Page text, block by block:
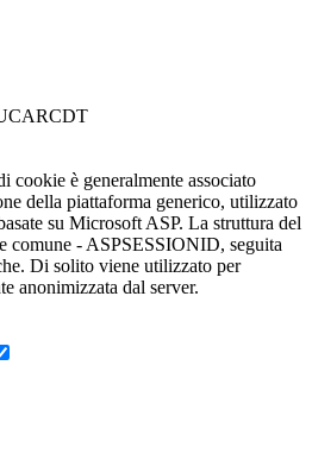
cookie è generalmente associato
della piattaforma generico, utilizzato
su Microsoft ASP. La struttura del
comune - ASPSESSIONID, seguita
Di solito viene utilizzato per
anonimizzata dal server.